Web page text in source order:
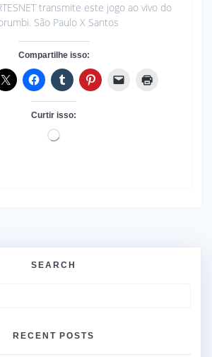
transmite este jogo ao vivo do
São Paulo X Santos
Compartilhe isso:
Curtir isso:
Carregando...
SEARCH
RECENT POSTS